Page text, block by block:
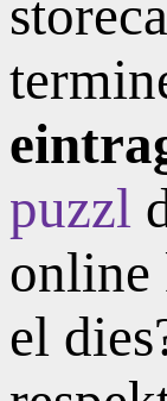
puzzl
online
el